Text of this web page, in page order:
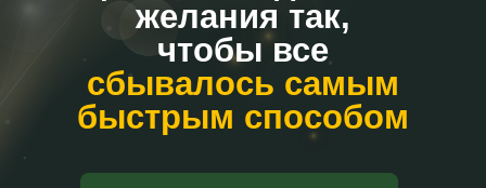
желания так,
чтобы все
сбывалось самым
быстрым способом